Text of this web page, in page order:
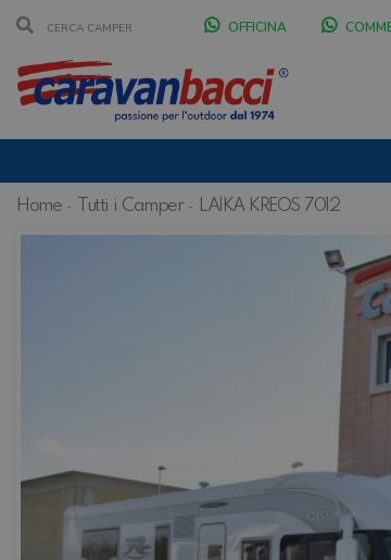
OFFICINA
Home Tutti i Camper LAIKA KREOS 7012